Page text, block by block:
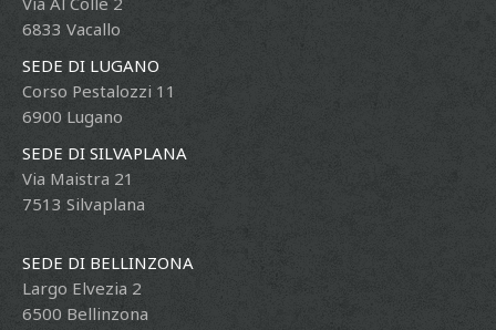
6833 Vacallo
SEDE DI LUGANO
Corso Pestalozzi 11
6900 Lugano
SEDE DI SILVAPLANA
Via Maistra 21
7513 Silvaplana
SEDE DI BELLINZONA
Largo Elvezia 2
6500 Bellinzona